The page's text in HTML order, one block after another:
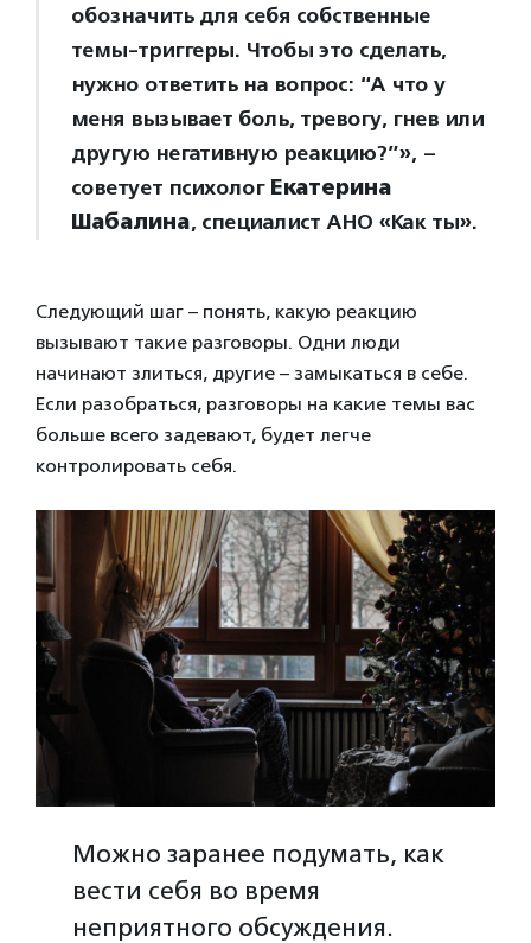
обозначить для себя собственные
темы-триггеры. Чтобы это сделать,
нужно ответить на вопрос: “А что у
меня вызывает боль, тревогу, гнев или
другую негативную реакцию?”», –
советует психолог Екатерина
Шабалина, специалист АНО «Как ты».
Следующий шаг – понять, какую реакцию
вызывают такие разговоры. Одни люди
начинают злиться, другие – замыкаться в себе.
Если разобраться, разговоры на какие темы вас
больше всего задевают, будет легче
контролировать себя.
Можно заранее подумать, как
вести себя во время
неприятного обсуждения.